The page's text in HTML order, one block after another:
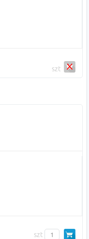
szt
szt